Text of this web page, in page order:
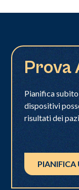
Prova
Pianifica
dispositivi
risultati dei